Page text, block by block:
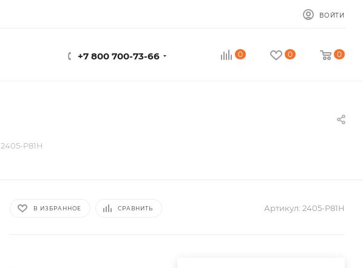
ВОЙТИ
+7 800 700-73-66 0 0 0
2405-P81H
В ИЗБРАННОЕ СРАВНИТЬ Артикул: 2405-P81H